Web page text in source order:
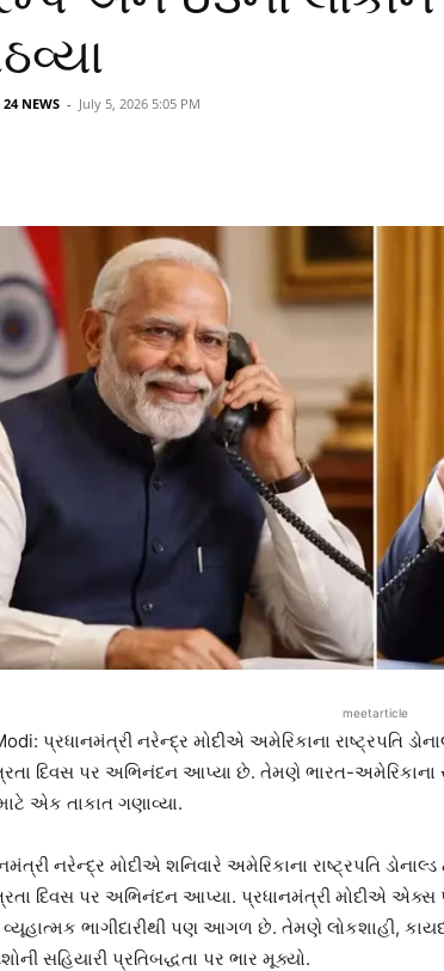
24 NEWS - July 5, 2026 5:05 PM
meetarticle
પ્રધાનમંત્રી નરેન્દ્ર મોદીએ અમેરિકાના રાષ્ટ્રપતિ
દિવસ પર અભિનંદન આપ્યા છે. તેમણે ભારત-અમેરિકાના
એક તાકાત ગણાવ્યા.
નરેન્દ્ર મોદીએ શનિવારે અમેરિકાના રાષ્ટ્રપતિ
દિવસ પર અભિનંદન આપ્યા. પ્રધાનમંત્રી મોદીએ
ભાગીદારીથી પણ આગળ છે. તેમણે લોકશાહી,
સહિયારી પ્રતિબદ્ધતા પર ભાર મૂક્યો.